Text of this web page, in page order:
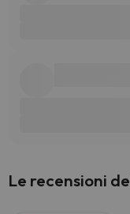
Le recensioni